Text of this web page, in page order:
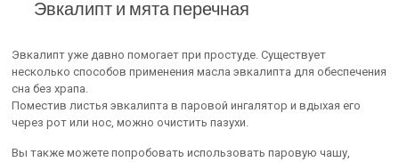
Эвкалипт и мята перечная
Эвкалипт уже давно помогает при простуде. Существует
несколько способов применения масла эвкалипта для обеспечения
сна без храпа.
Поместив листья эвкалипта в паровой ингалятор и вдыхая его
через рот или нос, можно очистить пазухи.
Вы также можете попробовать использовать паровую чашу,